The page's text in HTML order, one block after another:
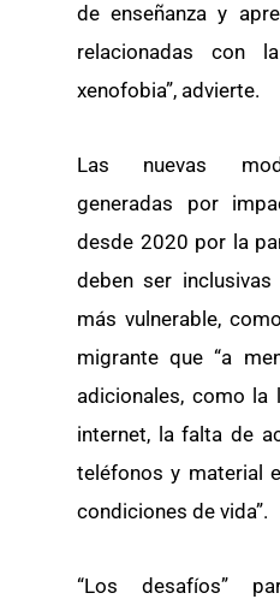
de enseñanza y
relacionadas con
xenofobia”, advierte.
Las nuevas
generadas por
desde 2020 por la
deben ser
más vulnerable,
migrante que “a
adicionales, como la
internet, la falta de
teléfonos y material
condiciones de vida”.
“Los desafíos”